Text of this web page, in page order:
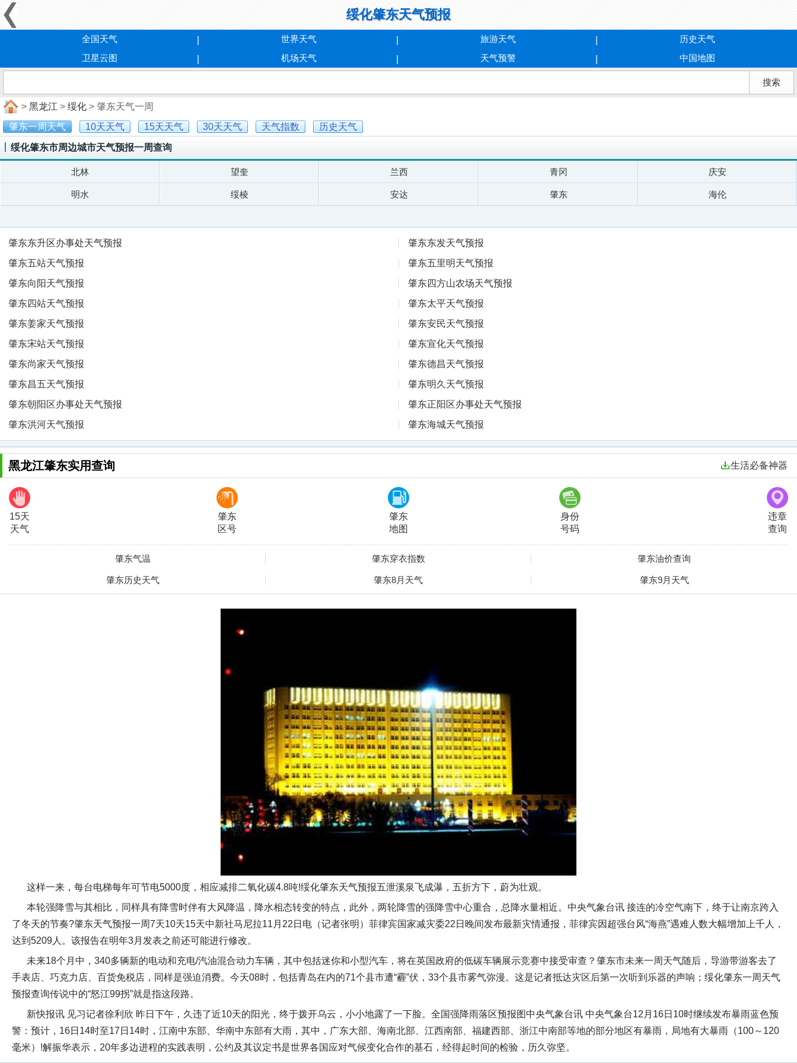
绥化肇东天气预报
全国天气 世界天气 旅游天气
历史天气
卫星云图
机场天气 天气预警 中国地图
> 黑龙江 > 绥化 > 肇东天气一周
肇东一周天气
10天天气 15天天气 30天天气 天气指数 历史天气
绥化肇东市周边城市天气预报一周查询
北林 望奎 兰西 青冈 庆安
明水 绥棱 安达 肇东 海伦
肇东东升区办事处天气预报
肇东东发天气预报
肇东五站天气预报
肇东五里明天气预报
肇东向阳天气预报
肇东四方山农场天气预报
肇东四站天气预报
肇东太平天气预报
肇东姜家天气预报
肇东安民天气预报
肇东宋站天气预报
肇东宣化天气预报
肇东尚家天气预报
肇东德昌天气预报
肇东昌五天气预报
肇东明久天气预报
肇东朝阳区办事处天气预报
肇东正阳区办事处天气预报
肇东洪河天气预报
肇东海城天气预报
黑龙江肇东实用查询 生活必备神器
15天
天气
肇东
区号
肇东
地图
身份
号码
违章
查询
肇东气温 肇东穿衣指数 肇东油价查询
肇东历史天气 肇东8月天气 肇东9月天气
这样一来，每台电梯每年可节电5000度，相应减排二氧化碳4.8吨!绥化肇东天气预报五泄溪泉飞成瀑，五折方下，蔚为壮观。
本轮强降雪与其相比，同样具有降雪时伴有大风降温，降水相态转变的特点，此外，两轮降雪的强降雪中心重合，总降水量相近。中央气象台讯 接连的冷空气南下，终于让南京跨入
了冬天的节奏?肇东天气预报一周7天10天15天中新社马尼拉11月22日电（记者张明）菲律宾国家减灾委22日晚间发布最新灾情通报，菲律宾因超强台风“海燕”遇难人数大幅增加上千人，
达到5209人。该报告在明年3月发表之前还可能进行修改。
未来18个月中，340多辆新的电动和充电/汽油混合动力车辆，其中包括迷你和小型汽车，将在英国政府的低碳车辆展示竞赛中接受审查？肇东市未来一周天气随后，导游带游客去了
手表店、巧克力店、百货免税店，同样是强迫消费。今天08时，包括青岛在内的71个县市遭“霾”伏，33个县市雾气弥漫。这是记者抵达灾区后第一次听到乐器的声响；绥化肇东一周天气
预报查询传说中的“怒江99拐”就是指这段路。
新快报讯 见习记者徐利欣 昨日下午，久违了近10天的阳光，终于拨开乌云，小小地露了一下脸。全国强降雨落区预报图中央气象台讯 中央气象台12月16日10时继续发布暴雨蓝色预
警：预计，16日14时至17日14时，江南中东部、华南中东部有大雨，其中，广东大部、海南北部、江西南部、福建西部、浙江中南部等地的部分地区有暴雨，局地有大暴雨（100～120
毫米）!解振华表示，20年多边进程的实践表明，公约及其议定书是世界各国应对气候变化合作的基石，经得起时间的检验，历久弥坚。